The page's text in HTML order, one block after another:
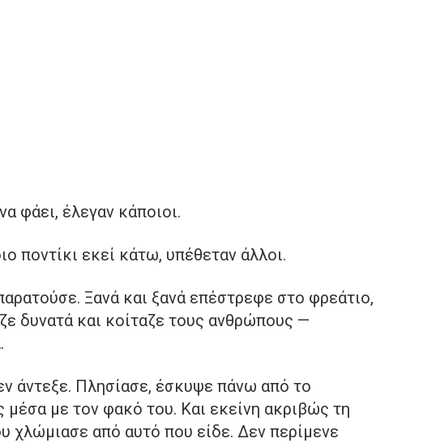
φάει, έλεγαν κάποιοι.
ποντίκι εκεί κάτω, υπέθεταν άλλοι.
Ξανά και ξανά επέστρεφε στο φρεάτιο,
δυνατά και κοίταζε τους ανθρώπους —
άντεξε. Πλησίασε, έσκυψε πάνω από το
μέσα με τον φακό του. Και εκείνη ακριβώς τη
χλώμιασε από αυτό που είδε. Δεν περίμενε